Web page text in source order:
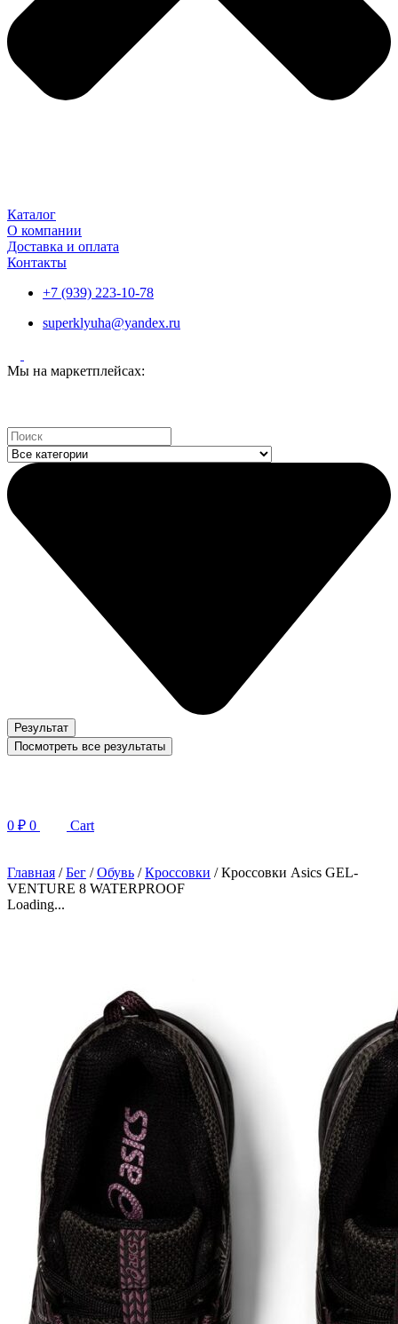
Каталог
О компании
Доставка и оплата
Контакты
+7 (939) 223-10-78
superklyuha@yandex.ru
Мы на маркетплейсах:
Search
...
Результат
Посмотреть все результаты
0 ₽ 0 Cart
Главная /Бег /Обувь /Кроссовки / Кроссовки Asics GEL-
VENTURE 8 WATERPROOF
Loading...